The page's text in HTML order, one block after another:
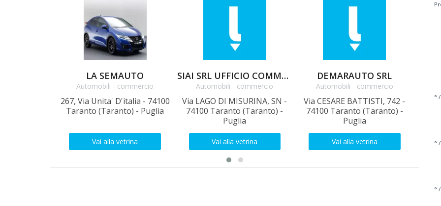
LA SEMAUTO
Automobili - commercio
267, Via Unita' D'italia - 74100
Taranto (Taranto) - Puglia
Vai alla vetrina
SIAI SRL UFFICIO COMMERCIALE
Automobili - commercio
Via LAGO DI MISURINA, SN -
74100 Taranto (Taranto) -
Puglia
Vai alla vetrina
DEMARAUTO SRL
Automobili - commercio
Via CESARE BATTISTI, 742 -
74100 Taranto (Taranto) -
Puglia
Vai alla vetrina
°
°
°